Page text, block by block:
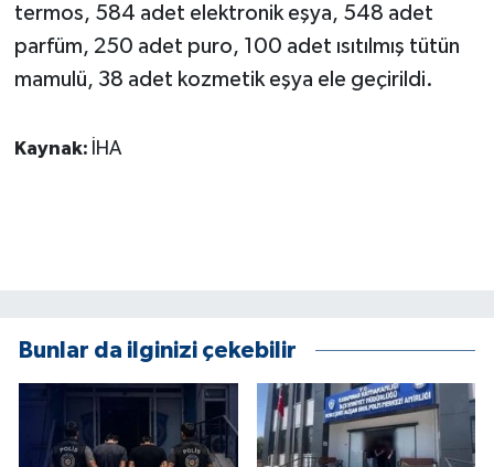
termos, 584 adet elektronik eşya, 548 adet
parfüm, 250 adet puro, 100 adet ısıtılmış tütün
mamulü, 38 adet kozmetik eşya ele geçirildi.
Kaynak: İHA
Bunlar da ilginizi çekebilir
Sağlık
SİYASET
ÜLKE GÜNDEMİ
YAŞAM